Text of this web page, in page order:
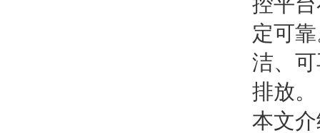
定可
洁、
排放。
本文